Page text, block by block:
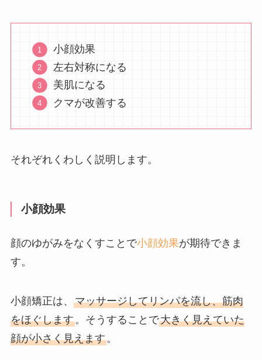
小顔効果
左右対称になる
美肌になる
クマが改善する
それぞれくわしく説明します。
小顔効果
顔のゆがみをなくすことで小顔効果が期待できま
す。
小顔矯正は、 マッサージしてリンパを流し、筋肉
をほぐします。そうすることで大きく見えていた
顔が小さく見えます。